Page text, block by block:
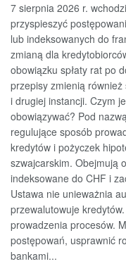
7 sierpnia 2026 r.
przyspieszyć
lub indeksowanych do
zmianą dla
obowiązku spłaty rat po
przepisy zmienią
i drugiej instancji. Czym
obowiązywać? Pod
regulujące sposób
kredytów i pożyczek
szwajcarskim. Obejmują
indeksowane do CHF i
Ustawa nie unieważnia
przewalutowuje
prowadzenia procesów.
postępowań, usprawnić
bankami...